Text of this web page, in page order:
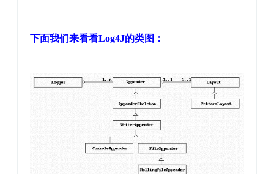
下面我们来看看Log4J的类图：